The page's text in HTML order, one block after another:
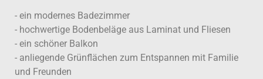
- ein modernes Badezimmer
- hochwertige Bodenbeläge aus Laminat und Fliesen
- ein schöner Balkon
- anliegende Grünflächen zum Entspannen mit Familie
und Freunden